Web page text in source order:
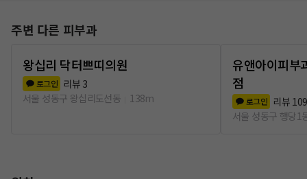
주변 다른 피부과
왕십리 닥터쁘띠의원
로그인 리뷰 3
서울 성동구 왕십리도선동
138m
유앤아이피부
점
로그인 리뷰 109
서울 성동구 행당1